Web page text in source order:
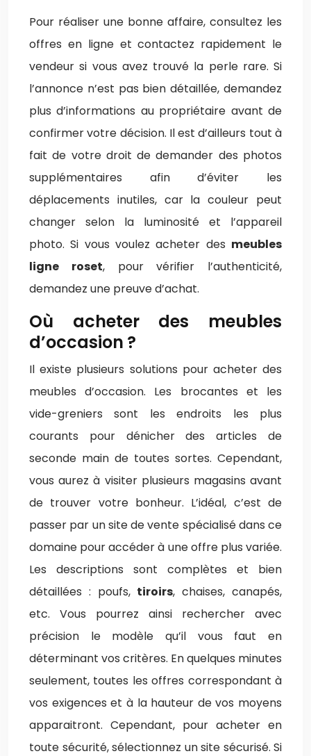
Pour réaliser une bonne affaire, consultez les
offres en ligne et contactez rapidement le
vendeur si vous avez trouvé la perle rare. Si
l’annonce n’est pas bien détaillée, demandez
plus d’informations au propriétaire avant de
confirmer votre décision. Il est d’ailleurs tout à
fait de votre droit de demander des photos
supplémentaires afin d’éviter les
déplacements inutiles, car la couleur peut
changer selon la luminosité et l’appareil
photo. Si vous voulez acheter des meubles
ligne roset, pour vérifier l’authenticité,
demandez une preuve d’achat.
Où acheter des meubles
d’occasion ?
Il existe plusieurs solutions pour acheter des
meubles d’occasion. Les brocantes et les
vide-greniers sont les endroits les plus
courants pour dénicher des articles de
seconde main de toutes sortes. Cependant,
vous aurez à visiter plusieurs magasins avant
de trouver votre bonheur. L’idéal, c’est de
passer par un site de vente spécialisé dans ce
domaine pour accéder à une offre plus variée.
Les descriptions sont complètes et bien
détaillées : poufs, tiroirs, chaises, canapés,
etc. Vous pourrez ainsi rechercher avec
précision le modèle qu’il vous faut en
déterminant vos critères. En quelques minutes
seulement, toutes les offres correspondant à
vos exigences et à la hauteur de vos moyens
apparaitront. Cependant, pour acheter en
toute sécurité, sélectionnez un site sécurisé. Si